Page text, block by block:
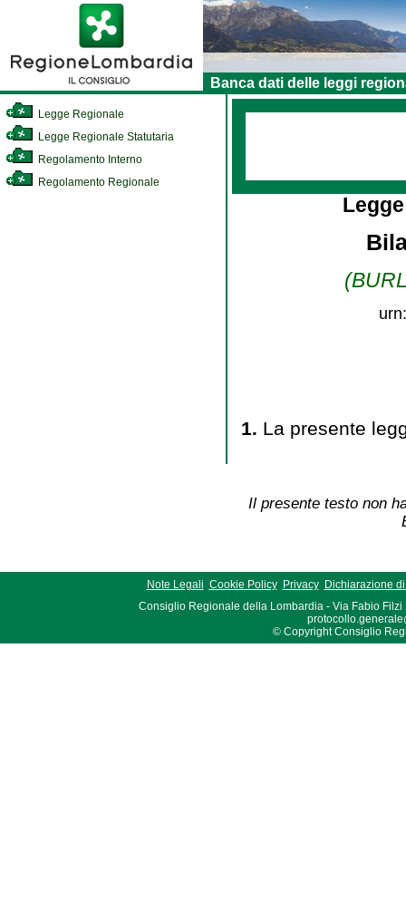
Banca dati delle leggi
Legge Regionale
Legge Regionale Statutaria
Regolamento Interno
Regolamento Regionale
1. La presente
Il presente testo non
Note Legali Cookie Policy Privacy
Dichiarazione
Consiglio Regionale della Lombardia - Via Fabio Filzi
© Copyright Consiglio